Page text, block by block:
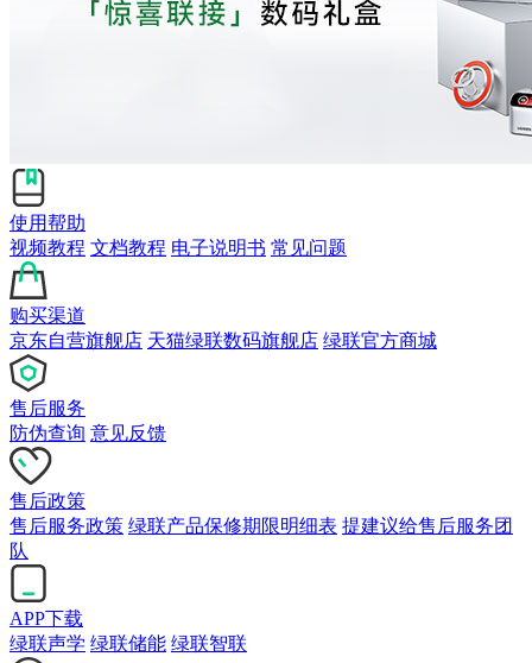
使用帮助
视频教程 文档教程 电子说明书 常见问题
购买渠道
京东自营旗舰店 天猫绿联数码旗舰店 绿联官方商城
售后服务
防伪查询 意见反馈
售后政策
售后服务政策 绿联产品保修期限明细表 提建议给售后服务团
队
APP下载
绿联声学 绿联储能 绿联智联